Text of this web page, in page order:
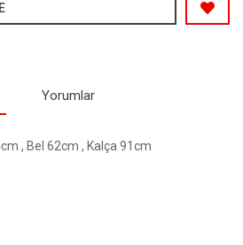
Yorumlar
, Bel 62cm , Kalça 91cm